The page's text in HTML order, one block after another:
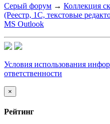
Серый форум → Коллекция
(Реестр, 1С, текстовые
MS Outlook
Условия использования
ответственности
×
Рейтинг